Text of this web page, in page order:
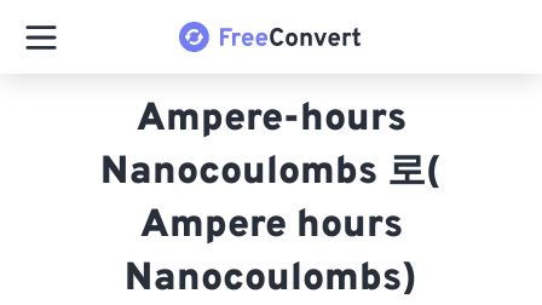
Ampere-hours
Nanocoulombs 로(
Ampere hours
Nanocoulombs)